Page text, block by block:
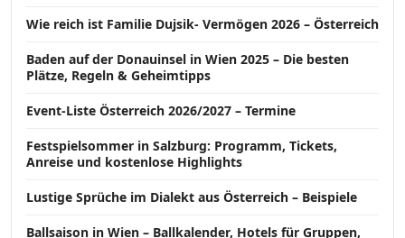
Wie reich ist Familie Dujsik- Vermögen 2026 – Österreich
Baden auf der Donauinsel in Wien 2025 – Die besten
Plätze, Regeln & Geheimtipps
Event-Liste Österreich 2026/2027 – Termine
Festspielsommer in Salzburg: Programm, Tickets,
Anreise und kostenlose Highlights
Lustige Sprüche im Dialekt aus Österreich – Beispiele
Ballsaison in Wien – Ballkalender, Hotels für Gruppen,